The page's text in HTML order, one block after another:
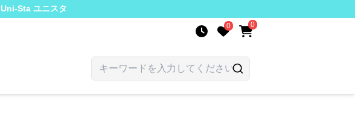
Uni-Sta ユニスタ
0 0